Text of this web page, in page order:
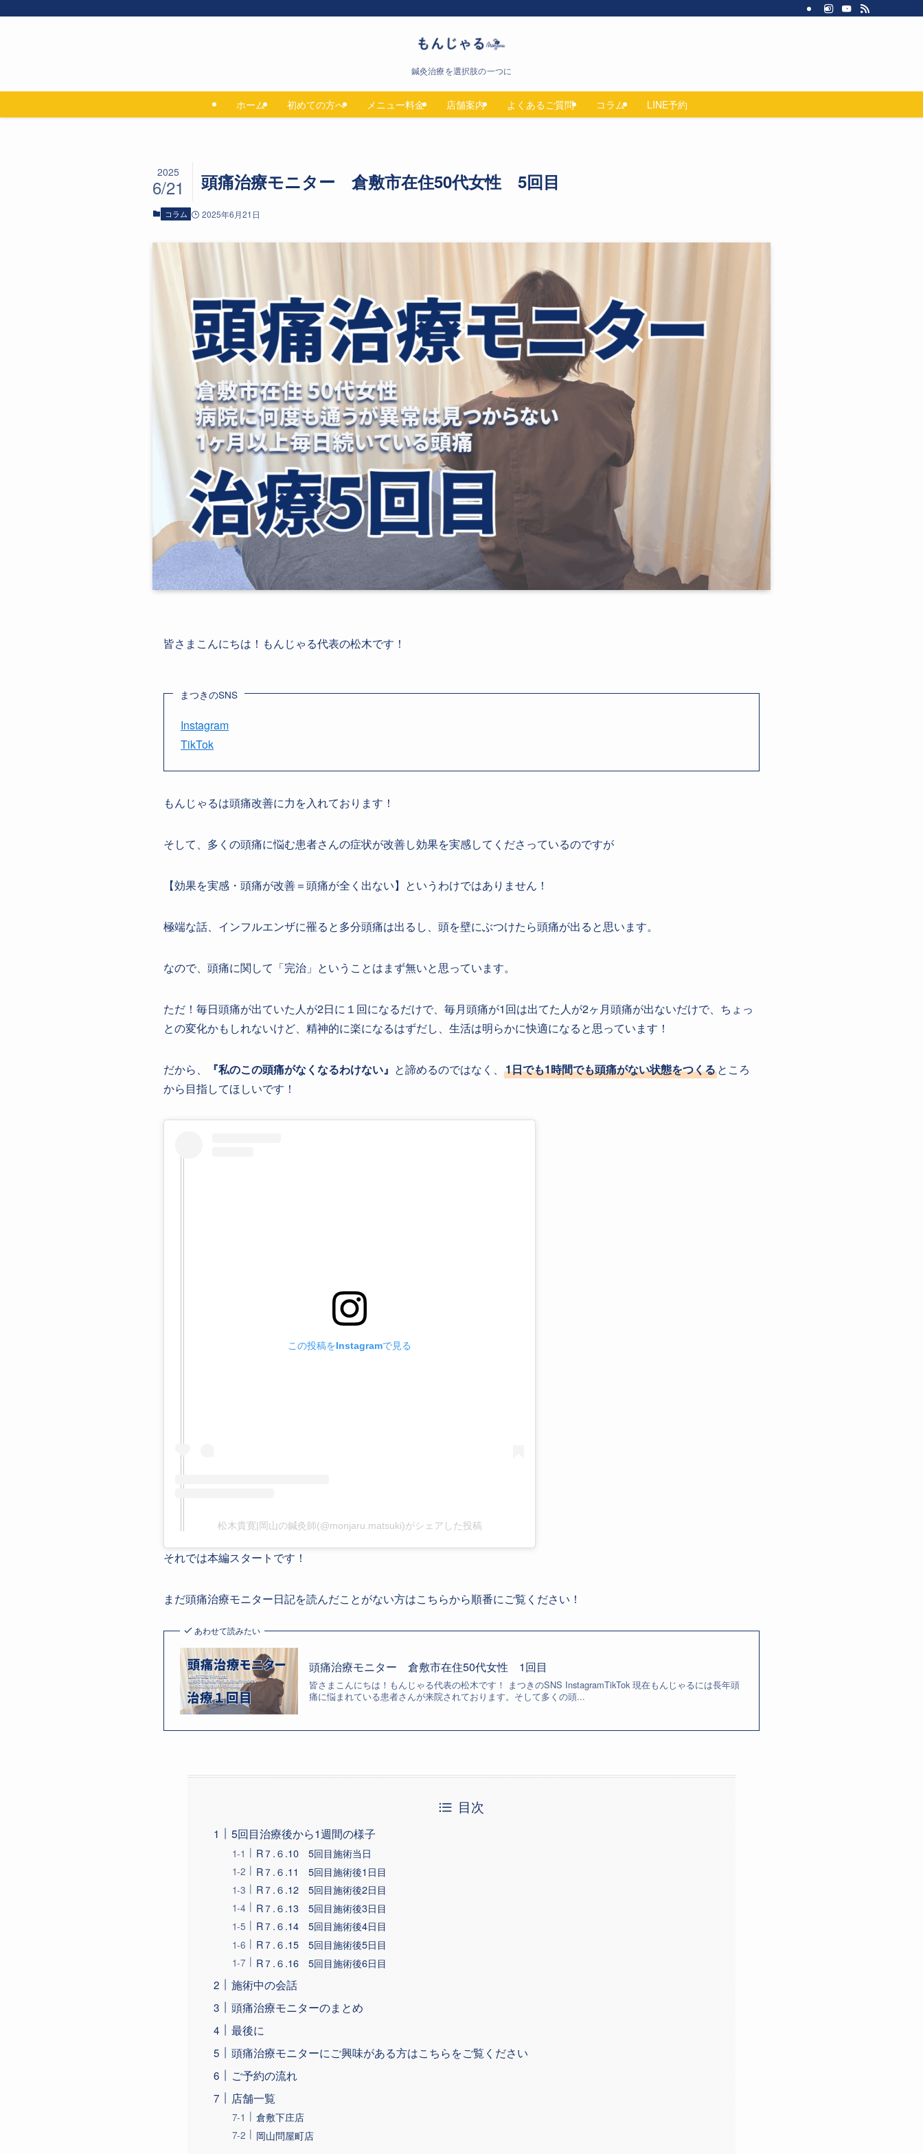
鍼灸治療を選択肢の一つに
ホーム 初めての方へ メニュー料金 店舗案内 よくあるご質問 コラム LINE予約
頭痛治療モニター 倉敷市在住50代女性 5回目
2025
6/21
コラム 2025年6月21日
皆さまこんにちは！もんじゃる代表の松木です！
まつきのSNS
Instagram
TikTok
もんじゃるは頭痛改善に力を入れております！
そして、多くの頭痛に悩む患者さんの症状が改善し効果を実感してくださっているのですが
【効果を実感・頭痛が改善＝頭痛が全く出ない】というわけではありません！
極端な話、インフルエンザに罹ると多分頭痛は出るし、頭を壁にぶつけたら頭痛が出ると思います。
なので、頭痛に関して「完治」ということはまず無いと思っています。
ただ！毎日頭痛が出ていた人が2日に１回になるだけで、毎月頭痛が1回は出てた人が2ヶ月頭痛が出ないだけで、ちょっ
との変化かもしれないけど、精神的に楽になるはずだし、生活は明らかに快適になると思っています！
だから、 『私のこの頭痛がなくなるわけない』 と諦めるのではなく、 1日でも1時間でも頭痛がない状態をつくるところ
から目指してほしいです！
この投稿をInstagramで見る
松木貴寛|岡山の鍼灸師(@monjaru.matsuki)がシェアした投稿
それでは本編スタートです！
まだ頭痛治療モニター日記を読んだことがない方はこちらから順番にご覧ください！
あわせて読みたい
頭痛治療モニター 倉敷市在住50代女性 1回目
皆さまこんにちは！もんじゃる代表の松木です！ まつきのSNS InstagramTikTok 現在もんじゃるには長年頭
痛に悩まれている患者さんが来院されております。そして多くの頭...
目次
5回目治療後から1週間の様子
R７.６.10 5回目施術当日
R７.６.11 5回目施術後1日目
R７.６.12 5回目施術後2日目
R７.６.13 5回目施術後3日目
R７.６.14 5回目施術後4日目
R７.６.15 5回目施術後5日目
R７.６.16 5回目施術後6日目
施術中の会話
頭痛治療モニターのまとめ
最後に
頭痛治療モニターにご興味がある方はこちらをご覧ください
ご予約の流れ
店舗一覧
倉敷下庄店
岡山問屋町店